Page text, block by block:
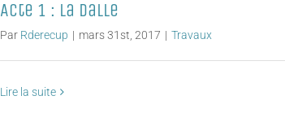
Acte 1 : la dalle
Par Rderecup | mars 31st, 2017 | Travaux
Lire la suite